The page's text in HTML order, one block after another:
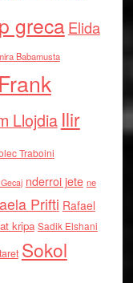
grecaElida
Babamusta
Frank
Llojdia Ilir
Traboini
nderroi jete ne
Prifti Rafael
kripa Sadik Elshani
Sokol